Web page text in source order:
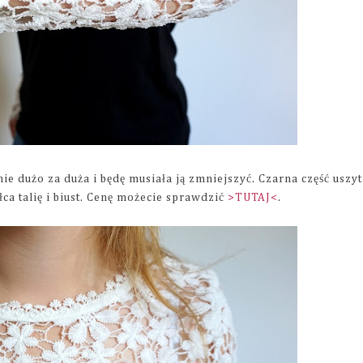
dużo za duża i będę musiała ją zmniejszyć. Czarna część
talię i biust. Cenę możecie sprawdzić >TUTAJ<.